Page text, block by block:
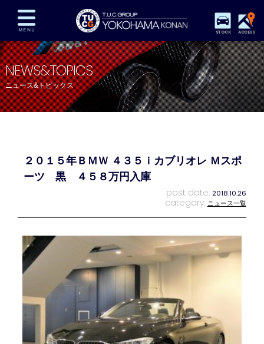
STOCK ACCESS
在庫車両情報 保証&サービス パーツリスト
TUCとは？ 店舗情報 アクセスマップ
全国納車 特別作業 注文販売
プライバシーポリシー スタッフblog
NEWS&TOPICS
ニュース&トピックス
２０１５年ＢＭＷ ４３５ｉカブリオレ Ｍスポ
ーツ 黒 ４５８万円入庫
post date: 2018.10.26
category: ニュース一覧